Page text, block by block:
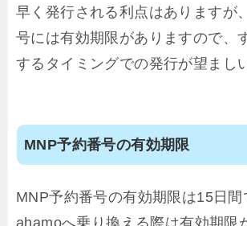
早く発行される利点はありますが
号には有効期限がありますので、
するタイミングでの発行が望まし
MNP予約番号の有効期限
MNP予約番号の有効期限は15日間
ahamoへ乗り換える際は有効期限